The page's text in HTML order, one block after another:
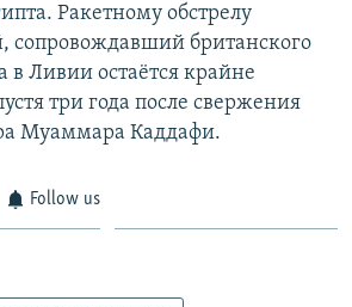
Ракетному обстрелу
сопровождавший британского
в Ливии остаётся крайне
три года после свержения
Муаммара Каддафи.
Follow us